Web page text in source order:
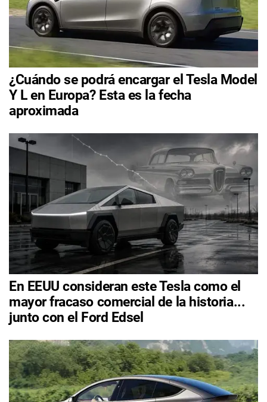
¿Cuándo se podrá encargar el Tesla Model
Y L en Europa? Esta es la fecha
aproximada
En EEUU consideran este Tesla como el
mayor fracaso comercial de la historia...
junto con el Ford Edsel